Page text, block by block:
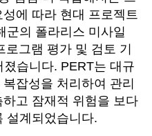
에 따라 현대 프로젝트
군의 폴라리스 미사일
로그램 평가 및 검토 기
습니다. PERT는 대규
잡성을 처리하여 관리
고 잠재적 위험을 보다
설계되었습니다.